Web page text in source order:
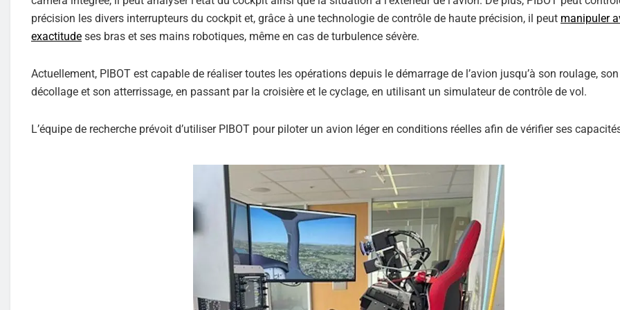
précision les divers interrupteurs du cockpit et, grâce à une technologie de contrôle de haute précision, il peut manipuler
exactitude ses bras et ses mains robotiques, même en cas de turbulence sévère.
Actuellement, PIBOT est capable de réaliser toutes les opérations depuis le démarrage de l’avion jusqu’à son roulage, son
décollage et son atterrissage, en passant par la croisière et le cyclage, en utilisant un simulateur de contrôle de vol.
L’équipe de recherche prévoit d’utiliser PIBOT pour piloter un avion léger en conditions réelles afin de vérifier ses